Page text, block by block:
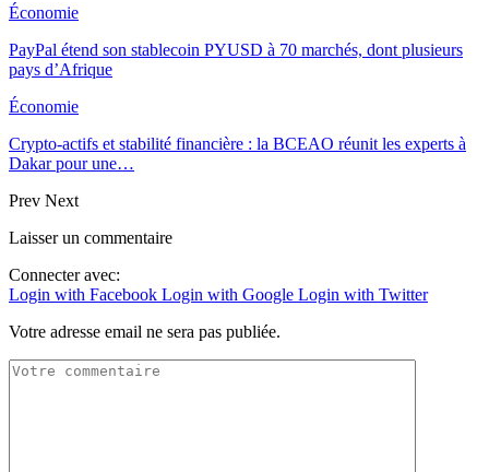
Économie
PayPal étend son stablecoin PYUSD à 70 marchés, dont plusieurs
pays d’Afrique
Économie
Crypto-actifs et stabilité financière : la BCEAO réunit les experts à
Dakar pour une…
Prev Next
Laisser un commentaire
Connecter avec:
Login with Facebook Login with Google Login with Twitter
Votre adresse email ne sera pas publiée.